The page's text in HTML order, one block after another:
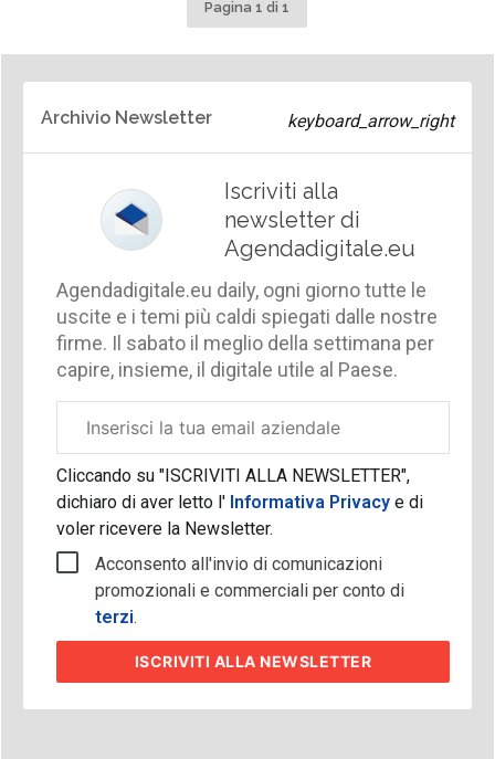
Pagina 1 di 1
Archivio Newsletter
Iscriviti alla
newsletter di
Agendadigitale.eu
Agendadigitale.eu daily, ogni giorno tutte le
uscite e i temi più caldi spiegati dalle nostre
firme. Il sabato il meglio della settimana per
capire, insieme, il digitale utile al Paese.
aziendale
Cliccando su "ISCRIVITI ALLA NEWSLETTER",
dichiaro di aver letto l'Informativa Privacy e di
voler ricevere la Newsletter.
Acconsento all'invio di comunicazioni
promozionali e commerciali per conto di
terzi.
ISCRIVITI ALLA NEWSLETTER